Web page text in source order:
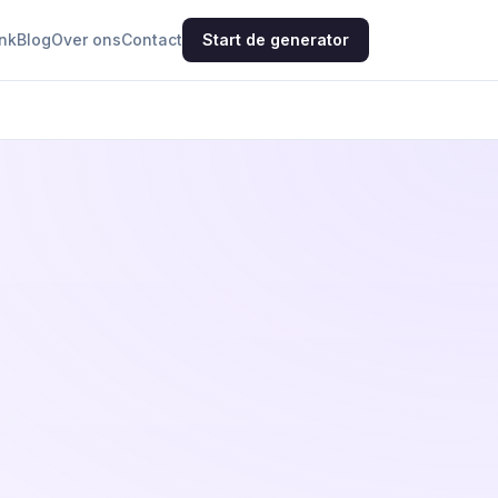
BlogOver onsContact Start de generator